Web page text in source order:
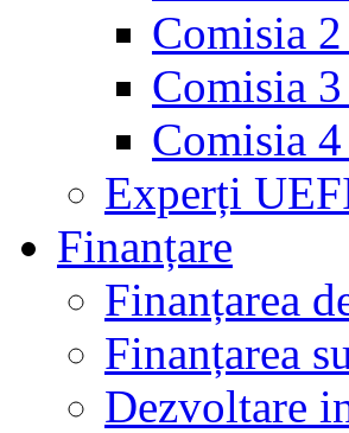
Comisia
Comisia
Comisia
Experți
Finanțare
Finanțarea
Finanțarea
Dezvoltare